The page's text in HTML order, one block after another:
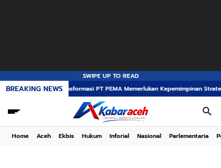
SWIPE UP TO READ
BREAKING NEWS
Transformasi PT PEMA Memerlukan Kepemimpinan Strategis, Dr.
Home Aceh Ekbis Hukum Inforial Nasional Parlementaria